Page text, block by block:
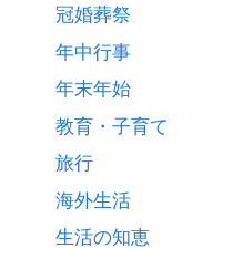
冠婚葬祭
年中行事
年末年始
教育・子育て
旅行
海外生活
生活の知恵